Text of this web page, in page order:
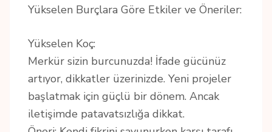
Yükselen Burçlara Göre Etkiler ve Öneriler:
Yükselen Koç:
Merkür sizin burcunuzda! İfade gücünüz
artıyor, dikkatler üzerinizde. Yeni projeler
başlatmak için güçlü bir dönem. Ancak
iletişimde patavatsızlığa dikkat.